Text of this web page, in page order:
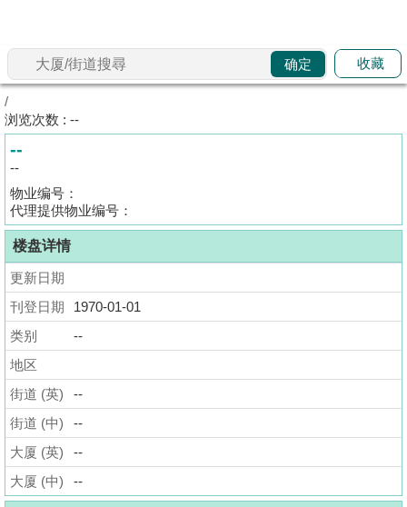
搵
成
交
业
主
放
盘
宅
谷
按
揭
地
产
确定 收藏
/
浏览次数 : --
--
--
物业编号：
代理提供物业编号：
楼盘详情
更新日期
刊登日期
1970-01-01
类别
--
地区
街道 (英)
--
街道 (中)
--
大厦 (英)
--
大厦 (中)
--